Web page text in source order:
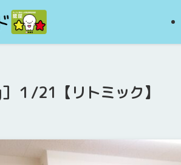
１/21【リトミック】